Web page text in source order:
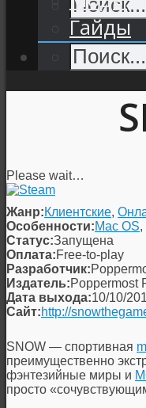
Гайды
Please wait…
Жанр:Клиентские,
Особенности:Mac OS,
Статус:Запущена
Оплата:Free-to-play
Разработчик:
Издатель:Poppermost
Дата выхода:10/10/
Сайт:http://
SNOW — спортивная
преимущественно
фэнтезийные миры и
просто